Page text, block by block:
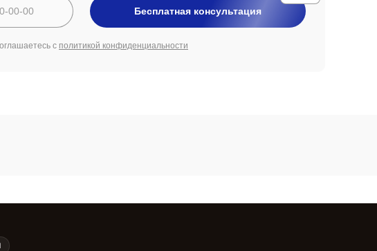
Бесплатная консультация
с политикой конфиденциальности